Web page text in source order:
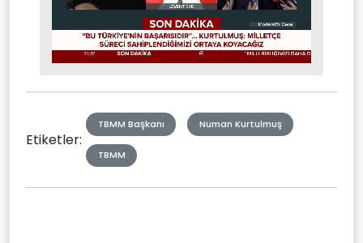
Mute Stream
Etiketler:
TBMM Başkanı Numan Kurtulmuş
TBMM